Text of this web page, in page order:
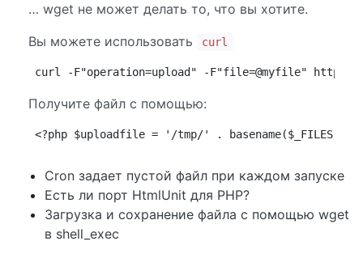
… wget не может делать то, что вы хотите.
Вы можете использовать
curl
curl -F"operation=upload" -F"file=@myfile" http://
Получите файл с помощью:
<?php $uploadfile = '/tmp/' .
Cron задает пустой файл при каждом запуске
Есть ли порт HtmlUnit для PHP?
Загрузка и сохранение файла с помощью wget
в shell_exec